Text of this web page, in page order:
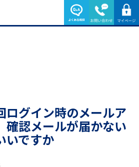
ログイン時のメールア
確認メールが届かない
いですか